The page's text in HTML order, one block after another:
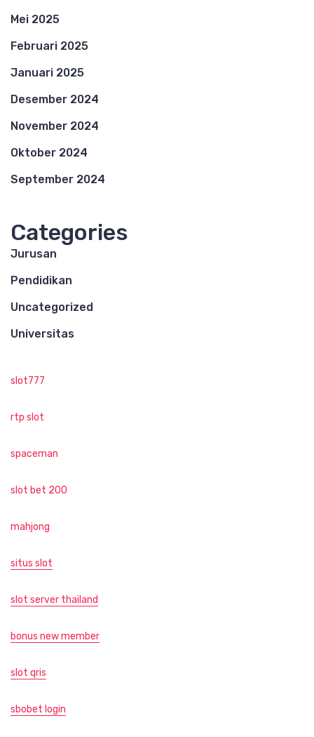
Mei 2025
Februari 2025
Januari 2025
Desember 2024
November 2024
Oktober 2024
September 2024
Categories
Jurusan
Pendidikan
Uncategorized
Universitas
slot777
rtp slot
spaceman
slot bet 200
mahjong
situs slot
slot server thailand
bonus new member
slot qris
sbobet login